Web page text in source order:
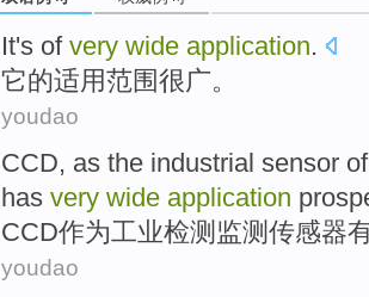
It's of very wide application.
它的适用范围很广。
youdao
CCD, as the industrial sensor of
has very wide application
CCD作为工业检测 监测 传感器
youdao